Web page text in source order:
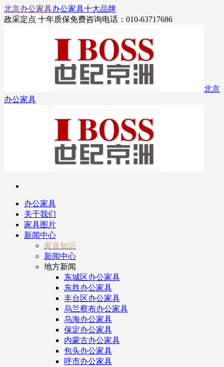
北京办公家具办公家具十大品牌
政采定点 十年质保免费咨询电话：010-63717686
北京
办公家具
办公家具
关于我们
家具图片
新闻中心
家具知识
新闻中心
地方新闻
东城区办公家具
东胜办公家具
丰台区办公家具
乌兰察布办公家具
乌海办公家具
保定办公家具
内蒙古办公家具
包头办公家具
呼市办公家具